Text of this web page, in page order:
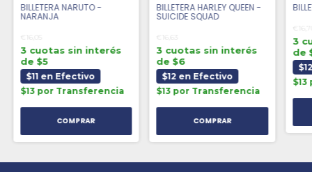
BILLETERA NARUTO -
NARANJA
€16,05
3 cuotas sin interés
de $5
$11 en Efectivo
$13 por Transferencia
BILLETERA HARLEY QUEEN -
SUICIDE SQUAD
€16,63
3 cuotas sin interés
de $6
$12 en Efectivo
$13 por Transferencia
3
de